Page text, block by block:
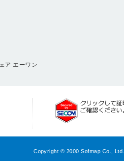
ア エーワン
Copyright © 2000 Sofmap Co.,